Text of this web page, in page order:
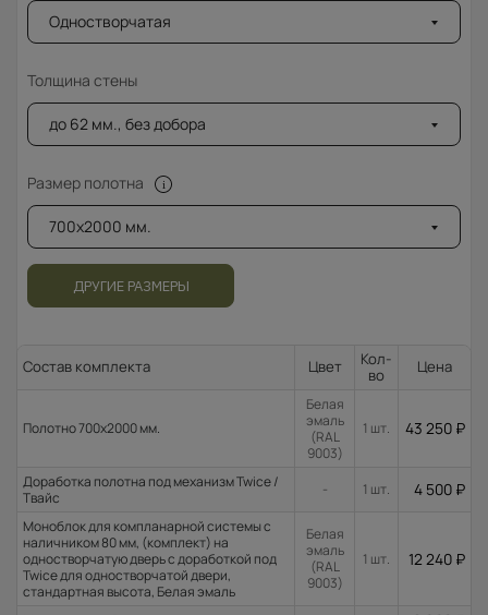
Одностворчатая
Толщина стены
до 62 мм., без добора
Размер полотна
700x2000 мм.
ДРУГИЕ РАЗМЕРЫ
Состав комплекта Цвет
Кол-
во
Цена
Полотно 700x2000 мм.
Белая
эмаль
(RAL
9003)
1 шт. 43 250 ₽
Доработка полотна под механизм Twice /
Твайс
- 1 шт. 4 500 ₽
Моноблок для компланарной системы с
наличником 80 мм, (комплект) на
одностворчатую дверь с доработкой под
Twice для одностворчатой двери,
стандартная высота, Белая эмаль
Белая
эмаль
(RAL
9003)
1 шт. 12 240 ₽